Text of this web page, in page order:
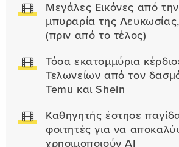
Μεγάλες Εικόνες από την
μπυραρία της
(πριν από το τέλος)
Τόσα εκατομμύρια
Τελωνείων από τον
Temu και Shein
Καθηγητής έστησε
φοιτητές για να
χρησιμοποιούν AI